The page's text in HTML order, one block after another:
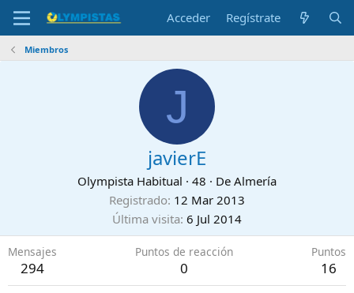
Acceder Regístrate
Miembros
J
javierE
Olympista Habitual · 48 · De Almería
Registrado 12 Mar 2013
Última visita 6 Jul 2014
Mensajes
294
Puntos de reacción
0
Puntos
16